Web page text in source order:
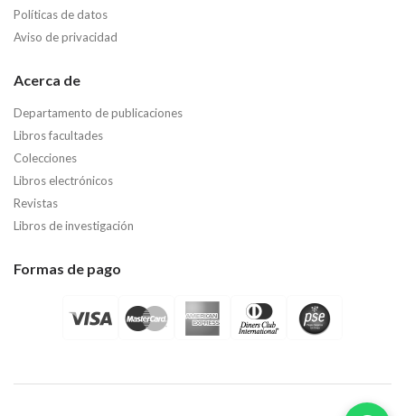
Políticas de datos
Aviso de privacidad
Acerca de
Departamento de publicaciones
Libros facultades
Colecciones
Libros electrónicos
Revistas
Libros de investigación
Formas de pago